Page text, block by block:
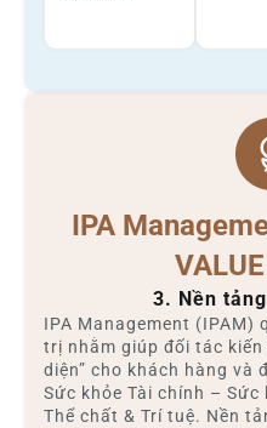
IPA
3. Nền
IPA Management (IPAM)
trị nhằm giúp đối tác kiến
diện” cho khách hàng và
Sức khỏe Tài chính –
Thể chất & Trí tuệ. Nền